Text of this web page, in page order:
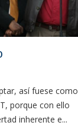
así fuese como
porque con ello
inherente e...